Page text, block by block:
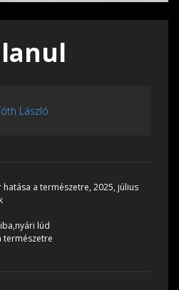
László
hatása a természetre, 2025, július
lúd
természetre